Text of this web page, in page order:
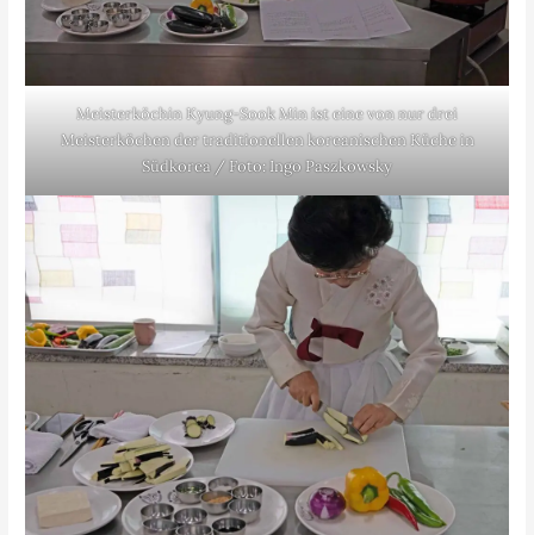
Meisterköchin Kyung-Sook Min ist eine von nur drei
Meisterköchen der traditionellen koreanischen Küche in
Südkorea / Foto: Ingo Paszkowsky